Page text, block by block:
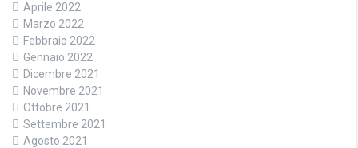
Aprile 2022
Marzo 2022
Febbraio 2022
Gennaio 2022
Dicembre 2021
Novembre 2021
Ottobre 2021
Settembre 2021
Agosto 2021